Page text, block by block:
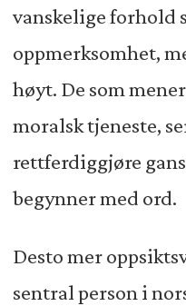
vanskelige forhold
oppmerksomhet,
høyt. De som
moralsk tjeneste,
rettferdiggjøre
begynner med ord.
Desto mer
sentral person i